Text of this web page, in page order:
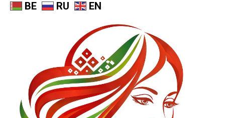
BE RU EN